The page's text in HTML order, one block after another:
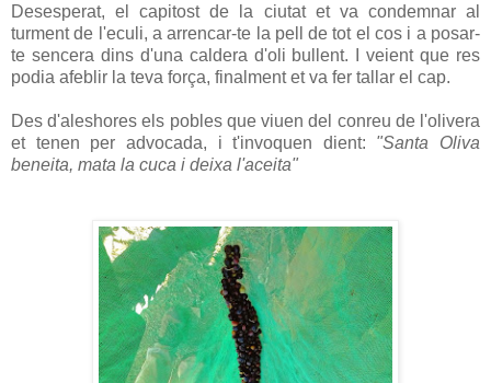
Desesperat, el capitost de la ciutat et va condemnar al
turment de l'eculi, a arrencar-te la pell de tot el cos i a posar-
te sencera dins d'una caldera d'oli bullent. I veient que res
podia afeblir la teva força, finalment et va fer tallar el cap.
Des d'aleshores els pobles que viuen del conreu de l'olivera
et tenen per advocada, i t'invoquen dient: "Santa Oliva
beneita, mata la cuca i deixa l'aceita"